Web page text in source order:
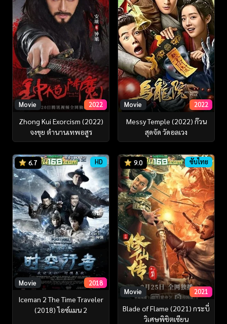
Movie 2022
Zhong Kui Exorcism (2022)
จงขุย ตำนานเทพอสูร
Movie 2022
Messy Temple (2022) ก๊วน
สุดจัด วัดอลเวง
6.7 HD
Movie 2018
Iceman 2 The Time Traveler
(2018) ไอซ์แมน 2
9.0 ซับไทย
Movie 2021
Blade of Flame (2021) กระบี่
วิเศษพิชิตเซียน